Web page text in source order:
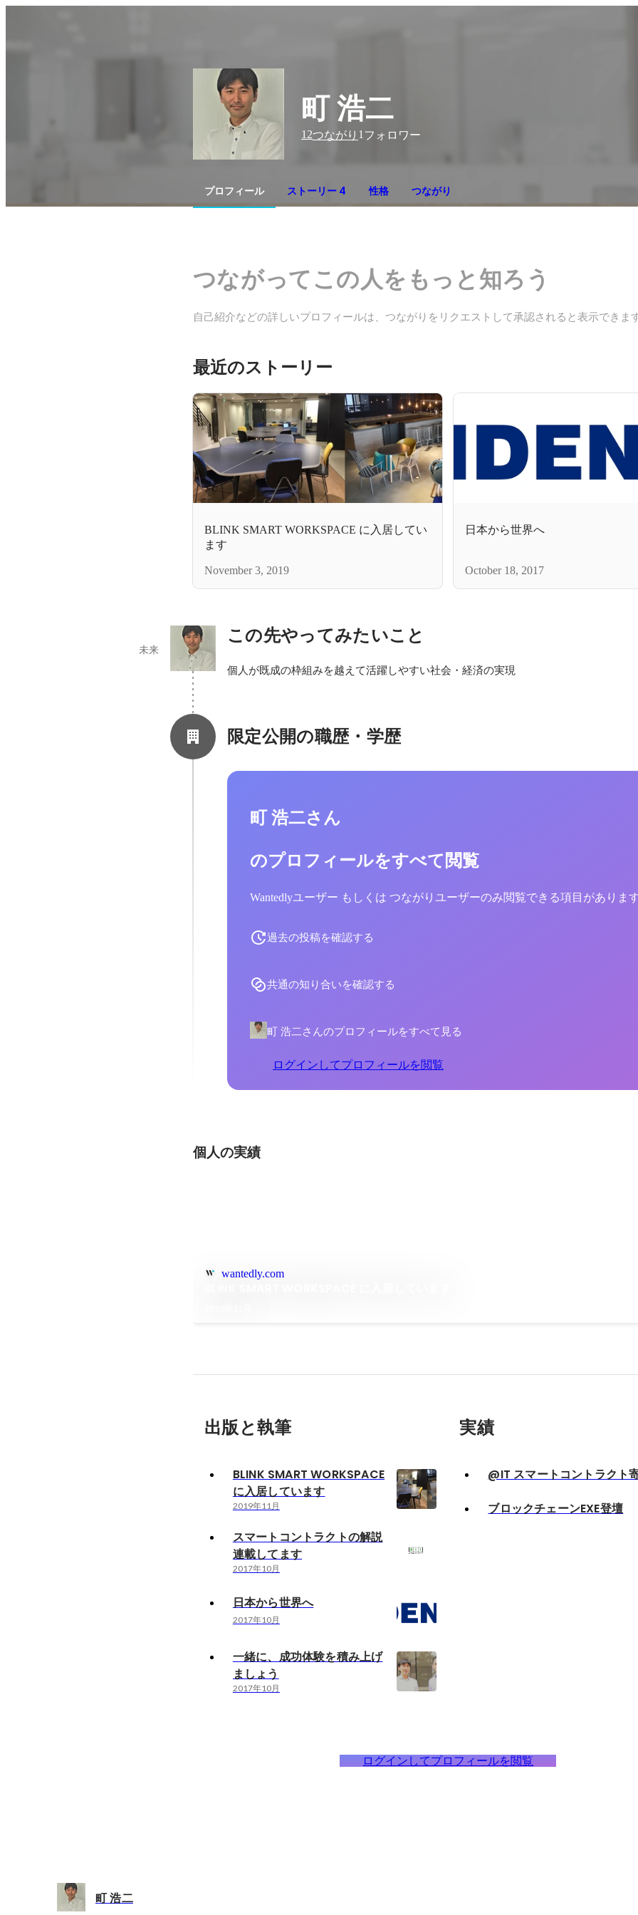
町 浩二
12つながり 1 フォロワー
プロフィール ストーリー 4 性格 つながり
つながってこの人をもっと知ろう
自己紹介などの詳しいプロフィールは、つながりをリクエストして承認されると表示できま
最近のストーリー
BLINK SMART WORKSPACE に入居してい
ます
November 3, 2019
日本から世界へ
October 18, 2017
この先やってみたいこと
未来
個人が既成の枠組みを越えて活躍しやすい社会・経済の実現
限定公開の職歴・学歴
町 浩二さん
のプロフィールをすべて閲覧
Wantedlyユーザー もしくは つながりユーザーのみ閲覧できる項目がありま
過去の投稿を確認する
共通の知り合いを確認する
町 浩二さんのプロフィールをすべて見る
ログインしてプロフィールを閲覧
個人の実績
wantedly.com
出版と執筆
BLINK SMART WORKSPACE
に入居しています
2019年11月
スマートコントラクトの解説
連載してます
2017年10月
日本から世界へ
2017年10月
一緒に、成功体験を積み上げ
ましょう
2017年10月
実績
@IT スマートコントラクト
ブロックチェーンEXE登壇
ログインしてプロフィールを閲覧
町 浩二